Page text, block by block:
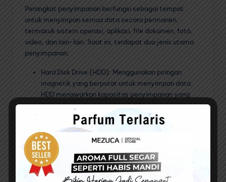
Perangkat penyimpanan berfungsi sebagai tempat
untuk menyimpan semua data secara permanen,
termasuk sistem operasi, aplikasi, file dokumen, foto,
video, dan lain-lain. Saat ini, terdapat dua jenis utama
penyimpanan:
Hard Disk Drive (HDD): Menggunakan piringan
magnetik yang berputar untuk menyimpan data.
HDD menawarkan kapasitas penyimpanan yang
besar dengan harga yang relatif terjangkau, namun
memiliki kecepatan akses data yang lebih lambat
dibandingkan SSD.
Solid State Drive (SSD): Menggunakan chip memori
flash untuk menyimpan data. SSD menawarkan
kecepatan baca dan tulis data yang jauh lebih
tinggi dibandingkan HDD, sehingga mempercepat